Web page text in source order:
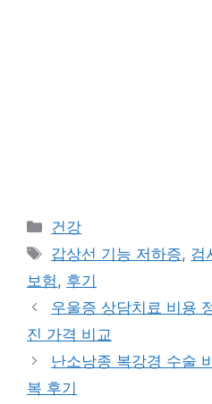
카
테
리
건강
태
그
갑상선 기능 저하증, 검
보험, 후기
우울증 상담치료 비용
진 가격 비교
난소낭종 복강경 수술
복 후기